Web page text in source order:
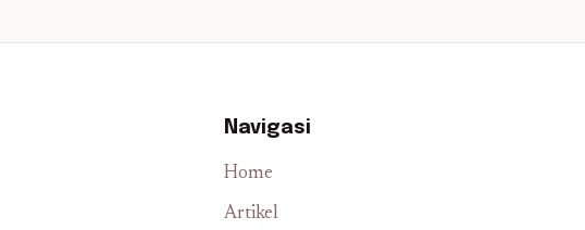
Navigasi
Home
Artikel